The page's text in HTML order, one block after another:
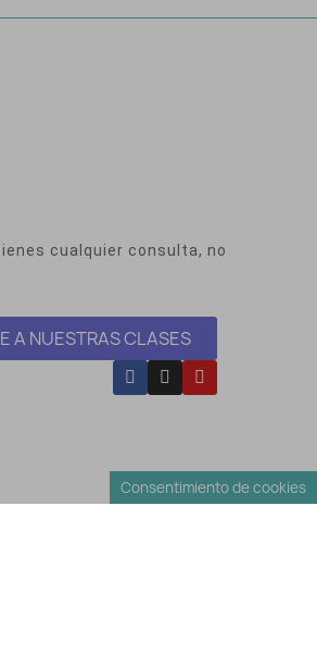
cualquier consulta, no
A NUESTRAS CLASES
Consentimiento de cookies